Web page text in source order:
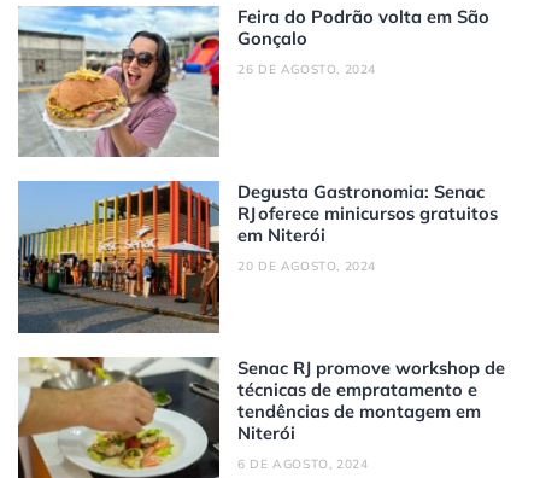
Feira do Podrão volta em São
Gonçalo
26 DE AGOSTO, 2024
Degusta Gastronomia: Senac
RJ oferece minicursos gratuitos
em Niterói
20 DE AGOSTO, 2024
Senac RJ promove workshop de
técnicas de empratamento e
tendências de montagem em
Niterói
6 DE AGOSTO, 2024